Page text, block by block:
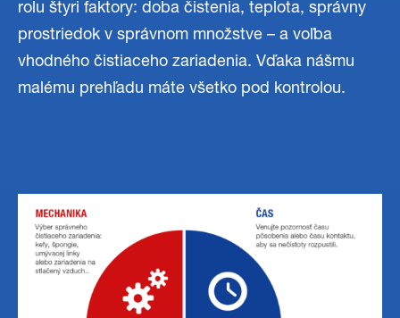
rolu štyri faktory: doba čistenia, teplota, správny
prostriedok v správnom množstve – a voľba
vhodného čistiaceho zariadenia. Vďaka nášmu
malému prehľadu máte všetko pod kontrolou.